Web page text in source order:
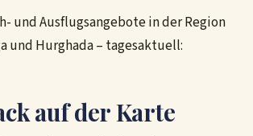
und Ausflugsangebote in der Region
und Hurghada – tagesaktuell:
auf der Karte